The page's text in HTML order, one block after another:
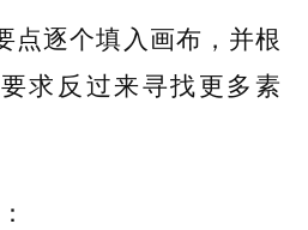
点逐个填入画布，并根
求反过来寻找更多素